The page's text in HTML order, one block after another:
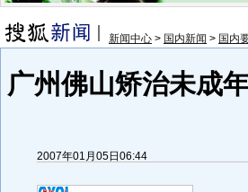
新闻中心 > 国内新闻 > 国内
广州佛山矫治未成
2007年01月05日06:44